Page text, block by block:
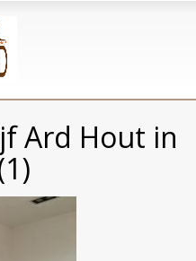
Ard Hout in